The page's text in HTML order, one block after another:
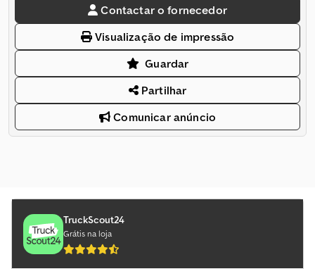
Contactar o fornecedor
Visualização de impressão
Guardar
Partilhar
Comunicar anúncio
TruckScout24
Grátis na loja